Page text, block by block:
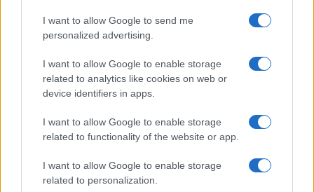
I want to allow Google to send me
personalized advertising.
I want to allow Google to enable storage
related to analytics like cookies on web or
device identifiers in apps.
I want to allow Google to enable storage
related to functionality of the website or app.
I want to allow Google to enable storage
related to personalization.
tus ojos.
Arroyos cristalinos y arroyos murmurantes
atraviesan el bosque y reflejan el cielo lleno de
nubes arriba; Visitar este parque es adentrarse
en un mundo natural sereno y pacífico, lleno de
color y vida. Perfectamente conservado y
protegido, el ecosistema se ha mantenido sin
cambios durante siglos y, como tal, es un placer
para visitar, ya que emite una sensación de